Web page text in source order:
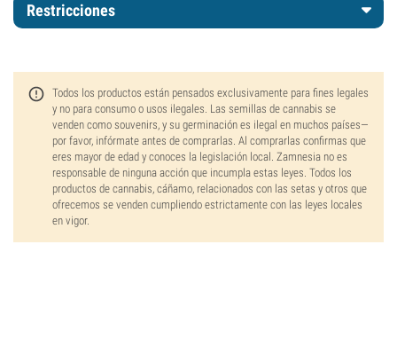
Restricciones
Todos los productos están pensados exclusivamente para fines legales
y no para consumo o usos ilegales. Las semillas de cannabis se
venden como souvenirs, y su germinación es ilegal en muchos países—
por favor, infórmate antes de comprarlas. Al comprarlas confirmas que
eres mayor de edad y conoces la legislación local. Zamnesia no es
responsable de ninguna acción que incumpla estas leyes. Todos los
productos de cannabis, cáñamo, relacionados con las setas y otros que
ofrecemos se venden cumpliendo estrictamente con las leyes locales
en vigor.